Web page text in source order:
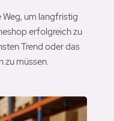
um langfristig
erfolgreich zu
Trend oder das
zu müssen.